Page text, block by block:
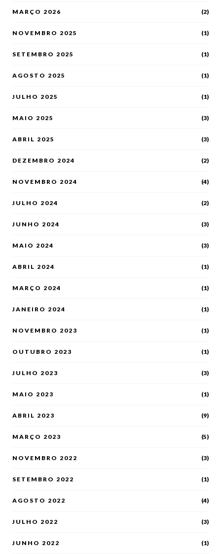
MARÇO 2026 (2)
NOVEMBRO 2025 (1)
SETEMBRO 2025 (1)
AGOSTO 2025 (1)
JULHO 2025 (1)
MAIO 2025 (3)
ABRIL 2025 (3)
DEZEMBRO 2024 (2)
NOVEMBRO 2024 (4)
JULHO 2024 (2)
JUNHO 2024 (3)
MAIO 2024 (3)
ABRIL 2024 (1)
MARÇO 2024 (1)
JANEIRO 2024 (1)
NOVEMBRO 2023 (1)
OUTUBRO 2023 (1)
JULHO 2023 (3)
MAIO 2023 (1)
ABRIL 2023 (9)
MARÇO 2023 (5)
NOVEMBRO 2022 (3)
SETEMBRO 2022 (1)
AGOSTO 2022 (4)
JULHO 2022 (3)
JUNHO 2022 (1)